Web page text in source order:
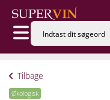
Tilbage
Økologisk